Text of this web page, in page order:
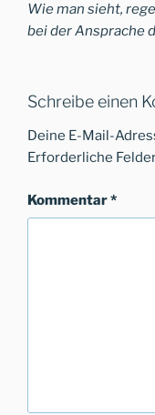
Wie man sieht,
bei der Ansprache
Schreibe einen
Deine E-Mail-
Erforderliche
Kommentar*